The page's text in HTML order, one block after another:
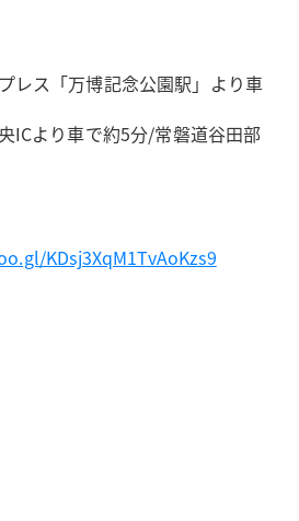
レス「万博記念公園駅」より車
ICより車で約5分/常磐道谷田部
KDsj3XqM1TvAoKzs9